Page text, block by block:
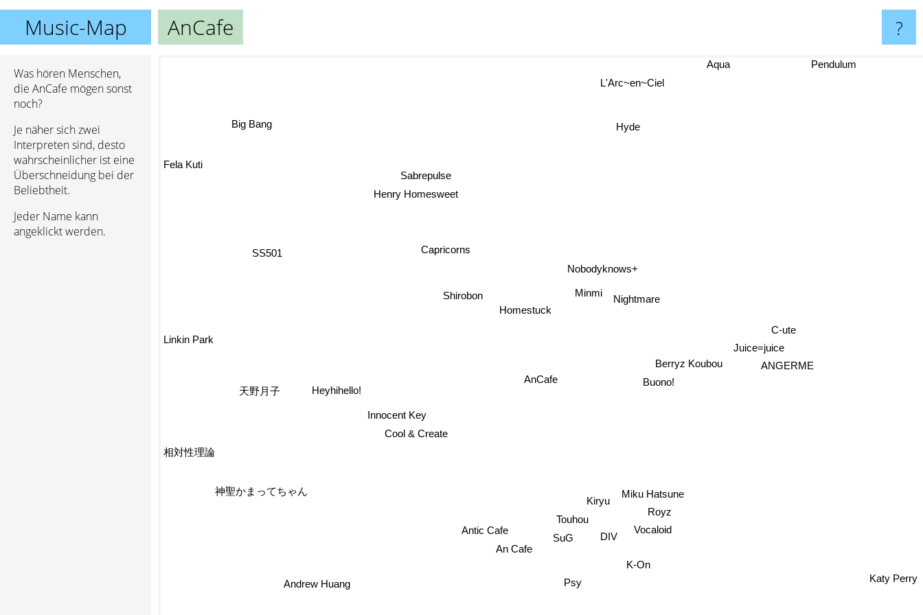
Music-Map AnCafe ?
Was hören Menschen,
die AnCafe mögen sonst
noch?
Je näher sich zwei
Interpreten sind, desto
wahrscheinlicher ist eine
Überschneidung bei der
Beliebtheit.
Jeder Name kann
angeklickt werden.
AnCafe Buono!
Berryz Koubou
Minmi
Nobodyknows+
Nightmare
Cool & Create
Innocent Key
Kiryu
Capricorns
Shirobon
Homestuck
DIV
Antic Cafe
SuG
Royz
An Cafe
Touhou
Juice=juice
Miku Hatsune
Hyde
Vocaloid
Henry Homesweet
Andrew Huang
C-ute
Psy
ANGERME
Sabrepulse
K-On
天野月子
SS501
神聖かまってちゃん
L'Arc~en~Ciel
Aqua
相対性理論
Fela Kuti
Katy Perry
Pendulum
Big Bang